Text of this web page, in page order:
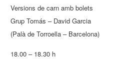
Versions de carn amb bolets
Grup Tomás – David Garcia
(Palà de Torroella – Barcelona)
18.00 – 18.30 h